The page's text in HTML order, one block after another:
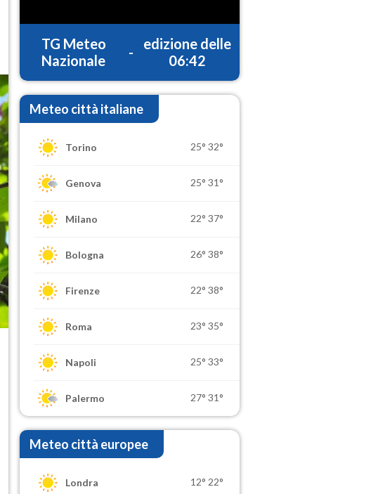
TG Meteo
Nazionale
-
edizione delle
06:42
Meteo città italiane
Torino 25° 32°
Genova 25° 31°
Milano 22° 37°
Bologna 26° 38°
Firenze 22° 38°
Roma 23° 35°
Napoli 25° 33°
Palermo 27° 31°
Meteo città europee
Londra 12° 22°